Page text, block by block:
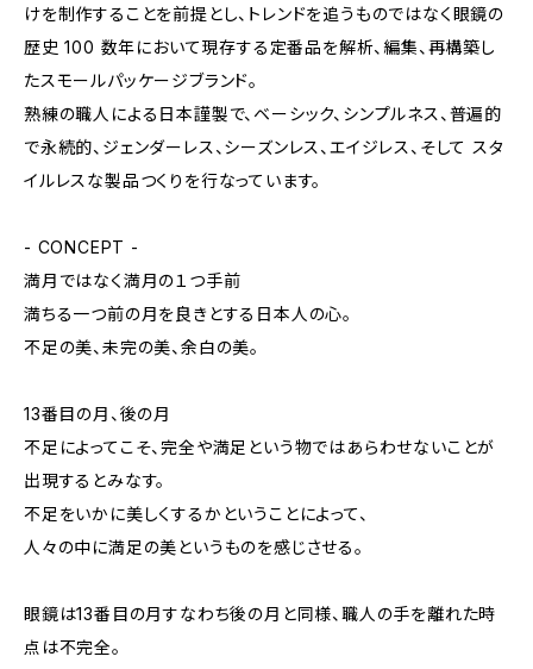
けを制作することを前提とし、トレンドを追うものではなく眼鏡の
歴史 100 数年において現存する定番品を解析、編集、再構築し
たスモールパッケージブランド。
熟練の職人による日本謹製で、ベーシック、シンプルネス、普遍的
で永続的、ジェンダーレス、シーズンレス、エイジレス、そして スタ
イルレスな製品つくりを行なっています。
- CONCEPT -
満月ではなく満月の１つ手前
満ちる一つ前の月を良きとする日本人の心。
不足の美、未完の美、余白の美。
13番目の月、後の月
不足によってこそ、完全や満足という物ではあらわせないことが
出現するとみなす。
不足をいかに美しくするかということによって、
人々の中に満足の美というものを感じさせる。
眼鏡は13番目の月すなわち後の月と同様、職人の手を離れた時
点は不完全。